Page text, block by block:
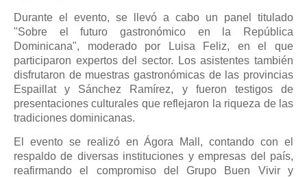
Durante el evento, se llevó a cabo un panel titulado
"Sobre el futuro gastronómico en la República
Dominicana", moderado por Luisa Feliz, en el que
participaron expertos del sector. Los asistentes también
disfrutaron de muestras gastronómicas de las provincias
Espaillat y Sánchez Ramírez, y fueron testigos de
presentaciones culturales que reflejaron la riqueza de las
tradiciones dominicanas.
El evento se realizó en Ágora Mall, contando con el
respaldo de diversas instituciones y empresas del país,
reafirmando el compromiso del Grupo Buen Vivir y